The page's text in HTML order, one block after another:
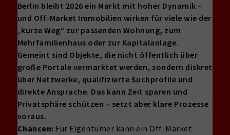
Berlin bleibt 2026 ein Markt mit hoher Dynamik –
und Off-Market Immobilien wirken für viele wie der
„kurze Weg“ zur passenden Wohnung, zum
Mehrfamilienhaus oder zur Kapitalanlage.
Gemeint sind Objekte, die nicht öffentlich über
große Portale vermarktet werden, sondern diskret
über Netzwerke, qualifizierte Suchprofile und
direkte Ansprache. Das kann Zeit sparen und
Privatsphäre schützen – setzt aber klare Prozesse
voraus.
Chancen: Für Eigentümer kann ein Off-Market